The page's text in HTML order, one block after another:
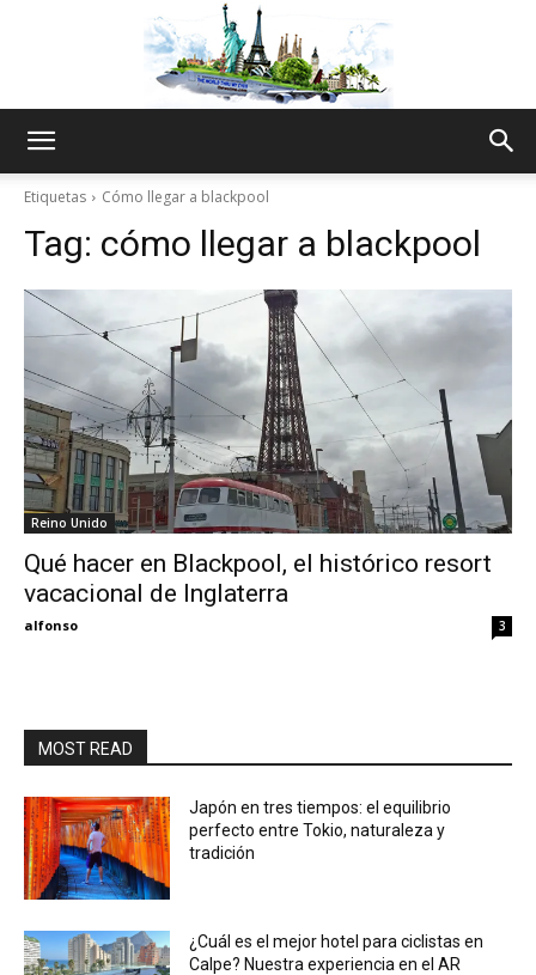
Thru
My
Eyes
Etiquetas Cómo llegar a blackpool
Tag: cómo llegar a blackpool
Reino Unido
Qué hacer en Blackpool, el histórico resort
vacacional de Inglaterra
alfonso 3
MOST READ
Japón en tres tiempos: el equilibrio
perfecto entre Tokio, naturaleza y
tradición
¿Cuál es el mejor hotel para ciclistas en
Calpe? Nuestra experiencia en el AR